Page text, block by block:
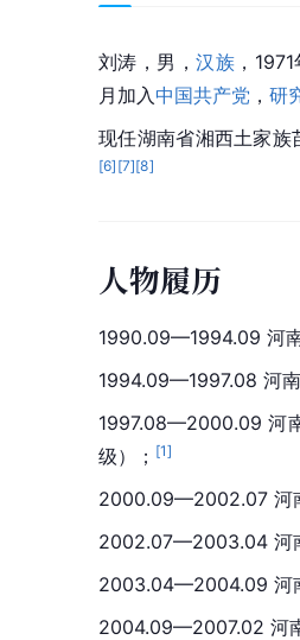
刘涛，男，汉族 ，
月加入中国共产党 ， 研
现任湖南省湘西土家
[6] [7][8]
人物履历
1990.09—1994.09 河
1994.09—1997.08 河
1997.08—2000.09 河
级）； [1]
2000.09—2002.07 河
2002.07—2003.04 河
2003.04—2004.09 河
2004.09—2007.02 河